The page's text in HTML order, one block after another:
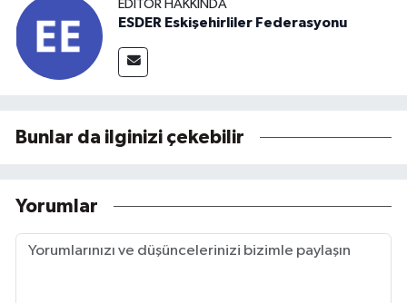
EDITÖR HAKKINDA
ESDER Eskişehirliler Federasyonu
Bunlar da ilginizi çekebilir
Yorumlar